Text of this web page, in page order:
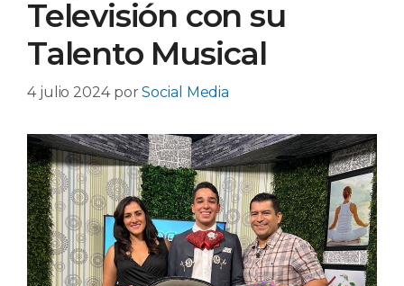
Televisión con su
Talento Musical
4 julio 2024 porSocial Media